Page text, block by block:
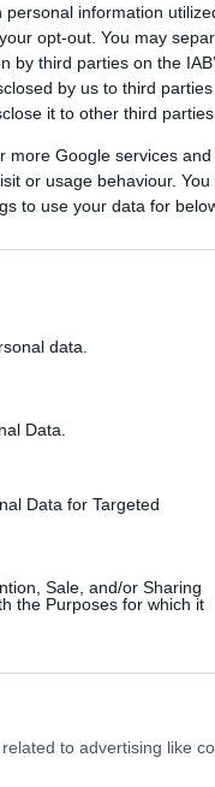
information
opt-out. You may
third parties on the
by us to third
it to other third parties.
more Google services
or usage behaviour.
to use your data for
data.
Data.
Data for Targeted
Sale, and/or Sharing
the Purposes for which it
to advertising like
en la
poderosa: “Añadir
postre puede
con vitamina C es
se vuelve crucial
las fuentes de hierro
un papel
de origen
es más
obstaculizar